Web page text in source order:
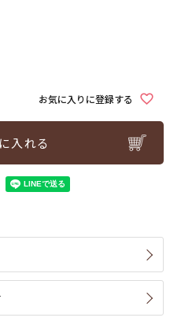
お気に入りに登録する
入れる